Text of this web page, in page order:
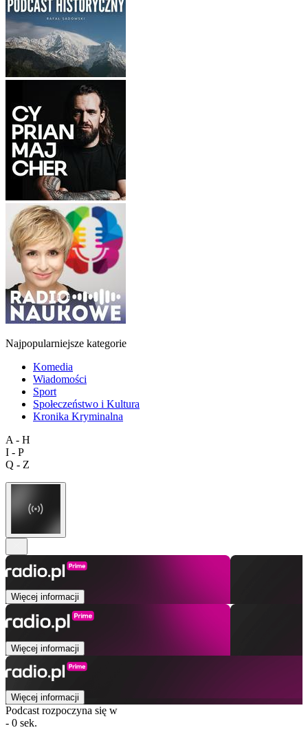
Najpopularniejsze kategorie
Komedia
Wiadomości
Sport
Społeczeństwo i Kultura
Kronika Kryminalna
A - H
I - P
Q - Z
Więcej informacji
Więcej informacji
Więcej informacji
Podcast rozpoczyna się w
- 0 sek.